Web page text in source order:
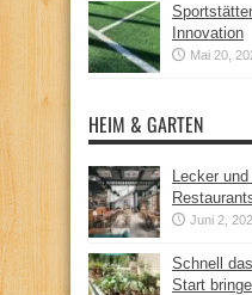
Innovation
Mai 20,
HEIM & GARTEN
Lecker
Juni 2,
Schnell
Start